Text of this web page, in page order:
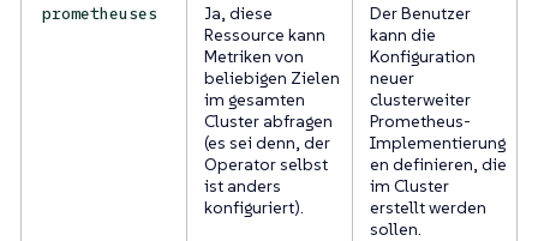
prometheuses
Ja, diese
Ressource kann
Metriken von
beliebigen Zielen
im gesamten
Cluster abfragen
(es sei denn, der
Operator selbst
ist anders
konfiguriert).
Der Benutzer
kann die
Konfiguration
neuer
clusterweiter
Prometheus-
Implementierung
en definieren, die
im Cluster
erstellt werden
sollen.